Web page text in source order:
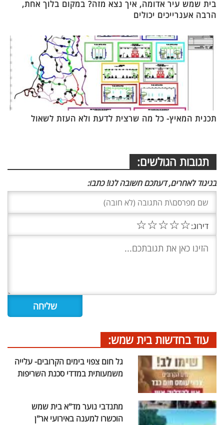
בית שמש עיר אדומה, איך נצא מזה? במקום בלוך אחת,
הרבה אענרייכים יכולים
תכנית המאיץ- כל מה שרצית לדעת ולא העזת לשאול
תגובות הגולשים:
בניגוד לאחרים, דעתכם חשובה לנו! כתבו:
דירוג:☆
☆
☆
☆
☆
עוד בחדשות בית שמש:
גל חום צפוי בימים הקרובים- עלייה
משמעותית במדדי סכנת השריפות
מתנדבי נוער מד"א בית שמש
הוכשרו למענה באירועי אר"ן